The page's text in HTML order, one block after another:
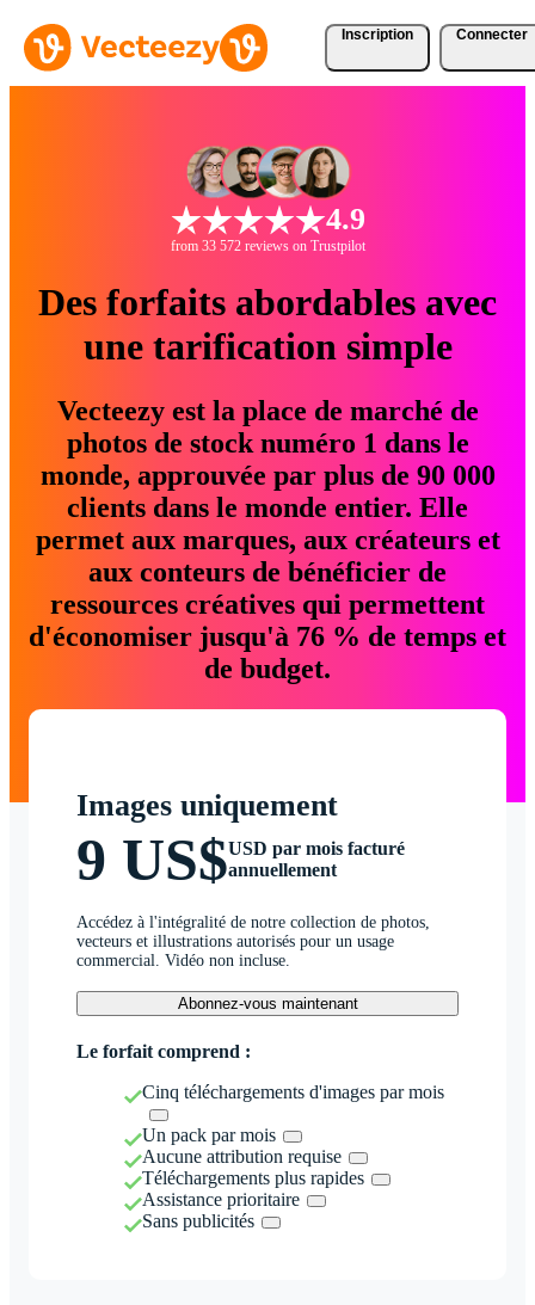
Inscription Connecter
4.9
from 33 572 reviews on Trustpilot
Des forfaits abordables avec
une tarification simple
Vecteezy est la place de marché de
photos de stock numéro 1 dans le
monde, approuvée par plus de 90 000
clients dans le monde entier. Elle
permet aux marques, aux créateurs et
aux conteurs de bénéficier de
ressources créatives qui permettent
d'économiser jusqu'à 76 % de temps et
de budget.
Images uniquement
9 US$USD par mois facturé
annuellement
Accédez à l'intégralité de notre collection de photos,
vecteurs et illustrations autorisés pour un usage
commercial. Vidéo non incluse.
Abonnez-vous maintenant
Le forfait comprend :
Cinq téléchargements d'images par mois
Un pack par mois
Aucune attribution requise
Téléchargements plus rapides
Assistance prioritaire
Sans publicités